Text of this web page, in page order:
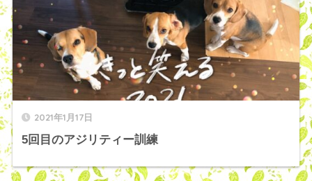
2021年1月17日
5回目のアジリティー訓練